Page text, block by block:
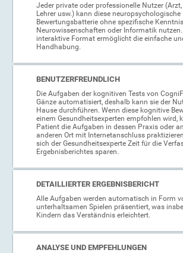
Jeder private oder professionelle Nutzer
Lehrer usw.) kann diese neuropsychologische
Bewertungsbatterie ohne spezifische
Neurowissenschaften oder Informatik
interaktive Format ermöglicht die einfache
Handhabung.
BENUTZERFREUNDLICH
Die Aufgaben der kognitiven Tests von
Gänze automatisiert, deshalb kann sie der
Hause durchführen. Wenn diese kognitive
einem Gesundheitsexperten empfohlen wird,
Patient die Aufgaben in dessen Praxis oder
anderen Ort mit Internetanschluss
sich der Gesundheitsexperte Zeit für die
Ergebnisberichtes sparen.
DETAILLIERTER ERGEBNISBERICHT
Alle Aufgaben werden automatisch in Form
unterhaltsamen Spielen präsentiert, was
Kindern das Verständnis erleichtert.
ANALYSE UND EMPFEHLUNGEN